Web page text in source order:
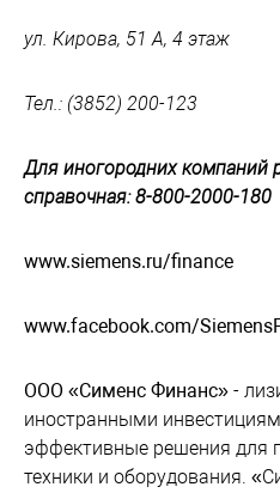
ул. Кирова, 51 А, 4 этаж
Тел.: (3852) 200-123
Для иногородних компаний
справочная: 8-800-2000-180
www.siemens.ru/finance
www.facebook.com/
ООО «Сименс Финанс» -
иностранными
эффективные решения для
техники и оборудования.